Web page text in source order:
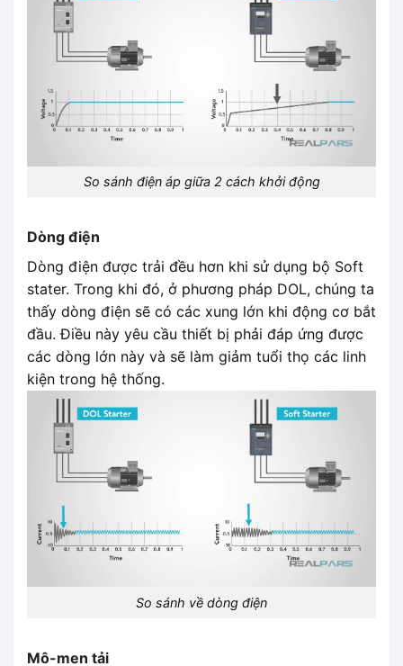
So sánh điện áp giữa 2 cách khởi động
Dòng điện
Dòng điện được trải đều hơn khi sử dụng bộ Soft
stater. Trong khi đó, ở phương pháp DOL, chúng ta
thấy dòng điện sẽ có các xung lớn khi động cơ bắt
đầu. Điều này yêu cầu thiết bị phải đáp ứng được
các dòng lớn này và sẽ làm giảm tuổi thọ các linh
kiện trong hệ thống.
So sánh về dòng điện
Mô-men tải